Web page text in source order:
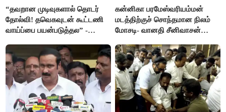
“தவறான முடிவுகளால் தொடர்
தோல்வி! தவெகவுடன் கூட்டணி
வாய்ப்பை பயன்படுத்தல” -
கன்னிகா பரமேஸ்வரியம்மன்
மடத்திற்குச் சொந்தமான நிலம்
மோசடி- வானதி சீனிவாசன்